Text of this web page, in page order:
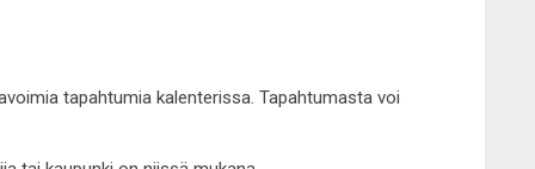
tapahtumia kalenterissa. Tapahtumasta voi